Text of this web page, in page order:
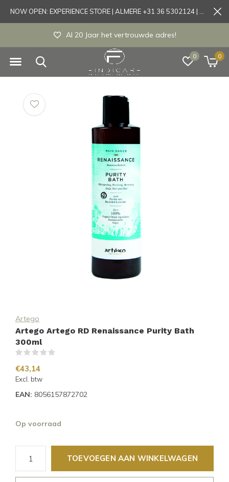
0 0
Al 20 Jaar het vertrouwde adres!
Artego
Artego Artego RD Renaissance Purity Bath
300ml
€43,14
Excl. btw
EAN: 8056157872702
Op voorraad
TOEVOEGEN AAN WINKELWAGEN